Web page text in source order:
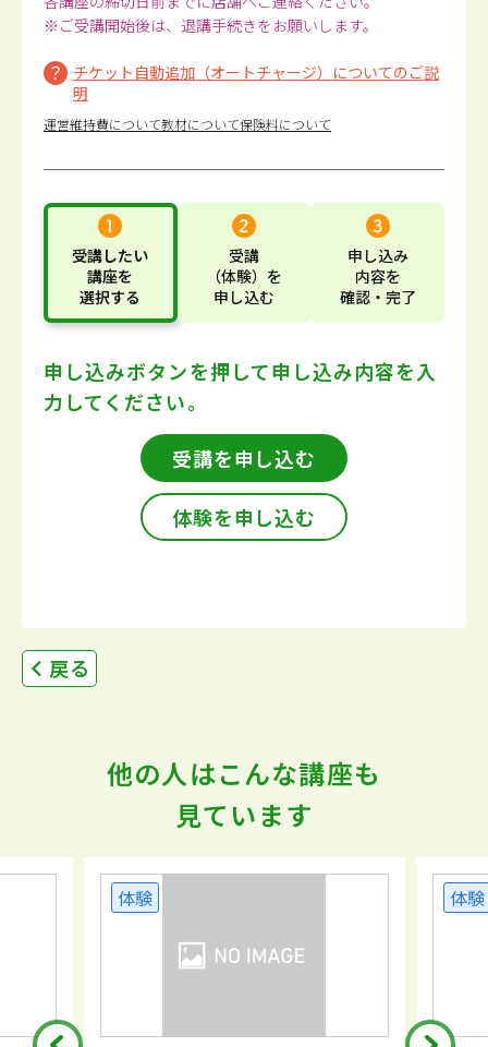
※ご受講開始後は、退講手続きをお願いします。
チケット自動追加（オートチャージ）についてのご説
明
運営維持費について教材について保険料について
受講したい
講座を
選択する
受講
（体験） を
申し込む
申し込み
内容を
確認・完了
申し込みボタンを押して申し込み内容を入
力してください。
受講を申し込む
体験を申し込む
戻る
他の人はこんな講座も
見ています
体験 体験